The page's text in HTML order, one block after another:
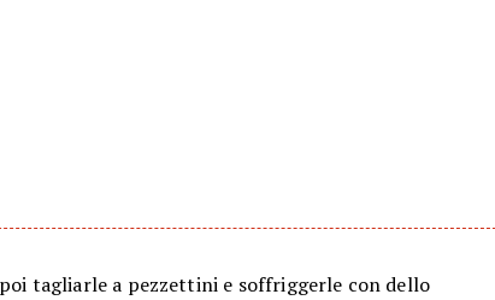
tagliarle a pezzettini e soffriggerle con dello